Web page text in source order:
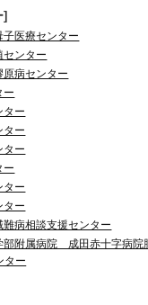
子医療センター
センター
原病センター
ー
ター
ター
ター
ー
ター
ター
難病相談支援センター
部附属病院 成田赤十字病院
ター